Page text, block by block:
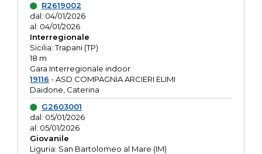
R2619002
dal: 04/01/2026
al: 04/01/2026
Interregionale
Sicilia: Trapani (TP)
18 m
Gara Interregionale indoor
19116 - ASD COMPAGNIA ARCIERI ELIMI
Daidone, Caterina
G2603001
dal: 05/01/2026
al: 05/01/2026
Giovanile
Liguria: San Bartolomeo al Mare (IM)